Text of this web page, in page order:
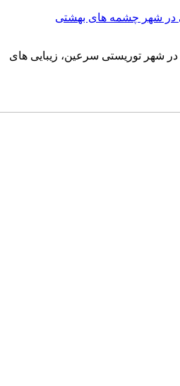
در شهر چشمه های بهشتی
شهر توریستی سرعین، زیبایی های